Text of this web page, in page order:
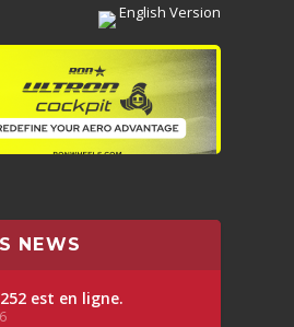
English Version
NEWS
est en ligne.